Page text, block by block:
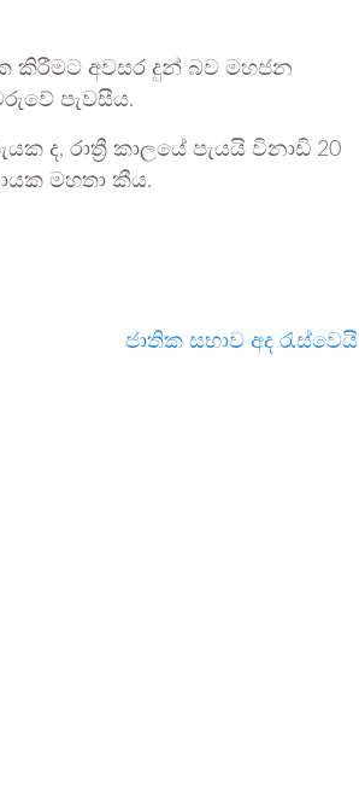
කිරීමට අවසර දුන් බව මහජන
පැවසීය.
ද, රාත්‍රී කාලයේ පැයයි විනාඩි 20
මහතා කීය.
ජාතික සභාව අද රැස්වෙයි